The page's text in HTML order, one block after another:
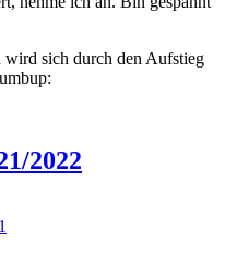
wird sich durch den Aufstieg
2022